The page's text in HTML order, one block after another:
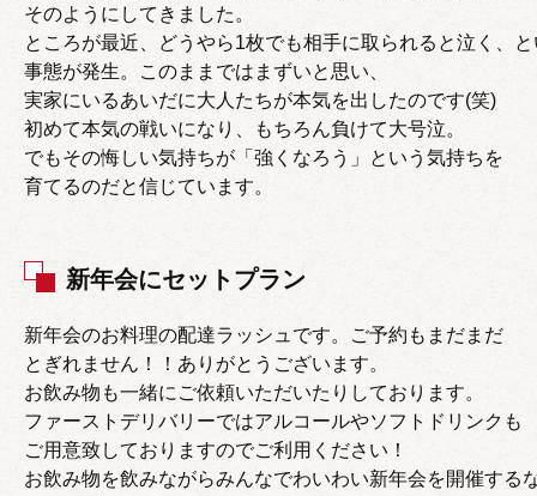
そのようにしてきました。
ところが最近、どうやら1枚でも相手に取られると泣く、
事態が発生。このままではまずいと思い、
実家にいるあいだに大人たちが本気を出したのです(笑)
初めて本気の戦いになり、もちろん負けて大号泣。
でもその悔しい気持ちが「強くなろう」という気持ちを
育てるのだと信じています。
新年会にセットプラン
新年会のお料理の配達ラッシュです。ご予約もまだまだ
とぎれません！！ありがとうございます。
お飲み物も一緒にご依頼いただいたりしております。
ファーストデリバリーではアルコールやソフトドリンクも
ご用意致しておりますのでご利用ください！
お飲み物を飲みながらみんなでわいわい新年会を開催する